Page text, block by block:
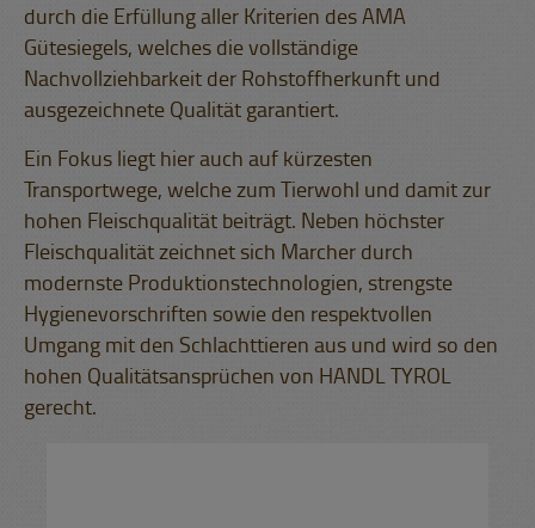
durch die Erfüllung aller Kriterien des AMA
Gütesiegels, welches die vollständige
Nachvollziehbarkeit der Rohstoffherkunft und
ausgezeichnete Qualität garantiert.
Ein Fokus liegt hier auch auf kürzesten
Transportwege, welche zum Tierwohl und damit zur
hohen Fleischqualität beiträgt. Neben höchster
Fleischqualität zeichnet sich Marcher durch
modernste Produktionstechnologien, strengste
Hygienevorschriften sowie den respektvollen
Umgang mit den Schlachttieren aus und wird so den
hohen Qualitätsansprüchen von HANDL TYROL
gerecht.